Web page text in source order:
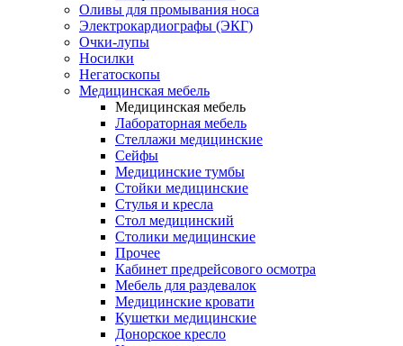
Оливы для промывания носа
Электрокардиографы (ЭКГ)
Очки-лупы
Носилки
Негатоскопы
Медицинская мебель
Медицинская мебель
Лабораторная мебель
Стеллажи медицинские
Сейфы
Медицинские тумбы
Стойки медицинские
Cтулья и кресла
Стол медицинский
Столики медицинские
Прочее
Кабинет предрейсового осмотра
Мебель для раздевалок
Медицинские кровати
Кушетки медицинские
Донорское кресло